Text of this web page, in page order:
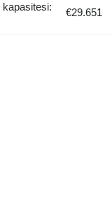
kapasitesi:
€29.651